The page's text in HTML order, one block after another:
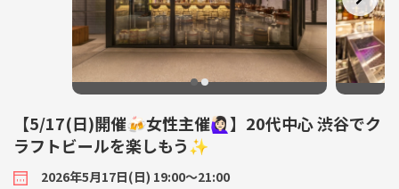
【5/17(日)開催🍻女性主催🙋🏻‍♀️】20代中心 渋谷でク
ラフトビールを楽しもう✨
2026年5月17日(日) 19:00〜21:00